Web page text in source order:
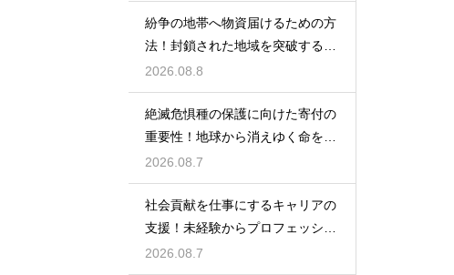
紛争の地帯へ物資届けるための方
法！封鎖された地域を突破する決
死の作戦
2026.08.8
絶滅危惧種の保護に向けた寄付の
重要性！地球から消えゆく命を食
い止める
2026.08.7
社会貢献を仕事にするキャリアの
支援！未経験からプロフェッショ
ナルへ
2026.08.7